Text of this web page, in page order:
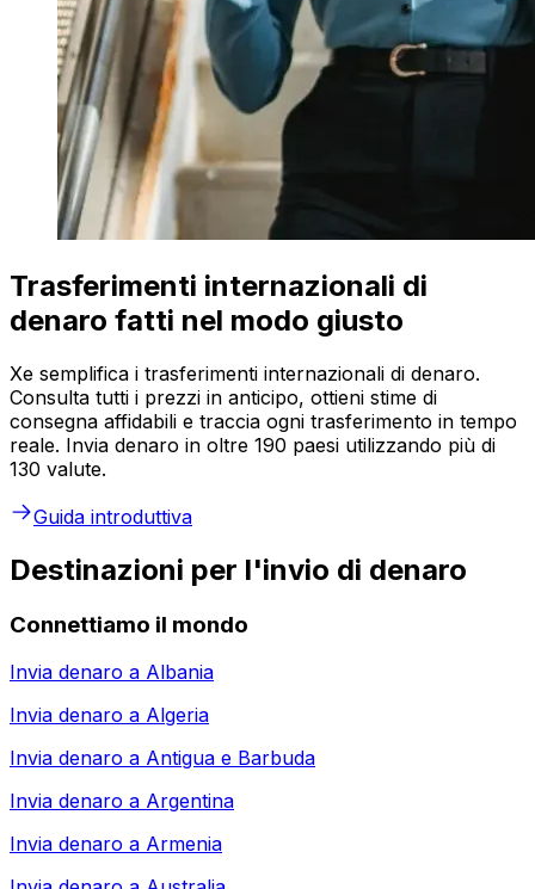
Trasferimenti internazionali di
denaro fatti nel modo giusto
Xe semplifica i trasferimenti internazionali di denaro.
Consulta tutti i prezzi in anticipo, ottieni stime di
consegna affidabili e traccia ogni trasferimento in tempo
reale. Invia denaro in oltre 190 paesi utilizzando più di
130 valute.
Guida introduttiva
Destinazioni per l'invio di denaro
Connettiamo il mondo
Invia denaro a Albania
Invia denaro a Algeria
Invia denaro a Antigua e Barbuda
Invia denaro a Argentina
Invia denaro a Armenia